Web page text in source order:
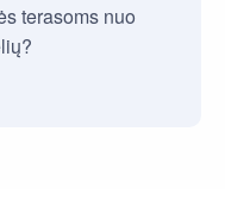
terasoms nuo